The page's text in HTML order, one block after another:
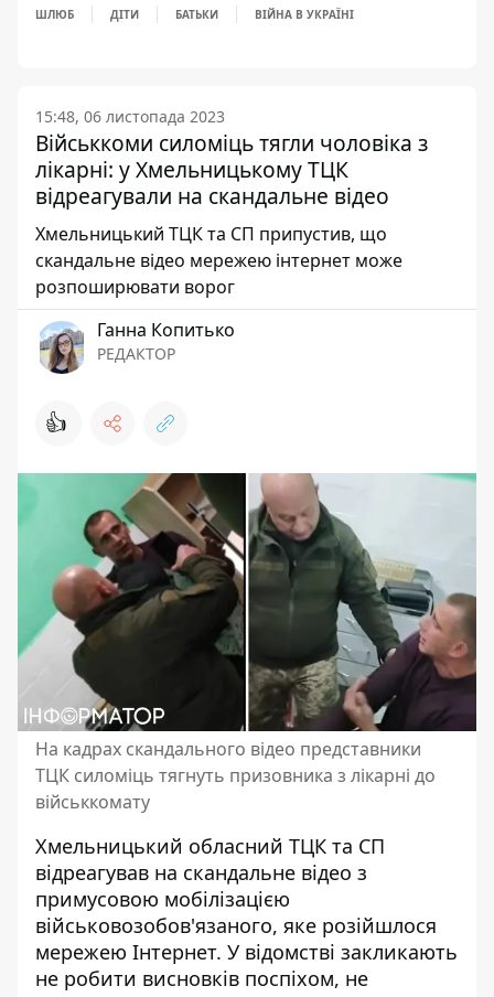
ШЛЮБ
ДІТИ БАТЬКИ ВІЙНА В УКРАЇНІ
15:48, 06 листопада 2023
Військкоми силоміць тягли чоловіка з
лікарні: у Хмельницькому ТЦК
відреагували на скандальне відео
Хмельницький ТЦК та СП припустив, що
скандальне відео мережею інтернет може
розпоширювати ворог
Ганна Копитько
РЕДАКТОР
👍
На кадрах скандального відео представники
ТЦК силоміць тягнуть призовника з лікарні до
військкомату
Хмельницький обласний ТЦК та СП
відреагував на скандальне відео з
примусовою мобілізацією
військовозобов'язаного, яке розійшлося
мережею Інтернет. У відомстві закликають
не робити висновків поспіхом, не